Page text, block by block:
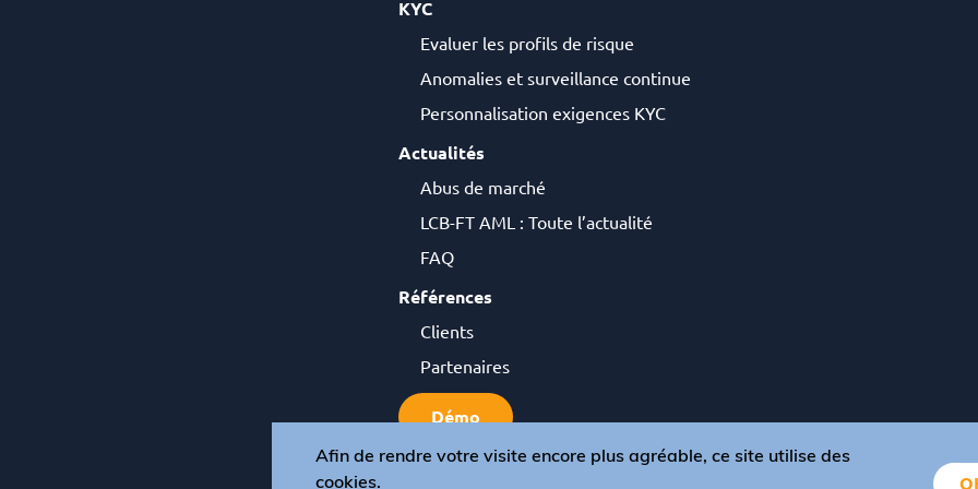
KYC
Evaluer les profils de risque
Anomalies et surveillance continue
Personnalisation exigences KYC
Actualités
Abus de marché
LCB-FT AML : Toute l’actualité
FAQ
Références
Clients
Partenaires
Démo
Afin de rendre votre visite encore plus agréable, ce site utilise des
cookies.